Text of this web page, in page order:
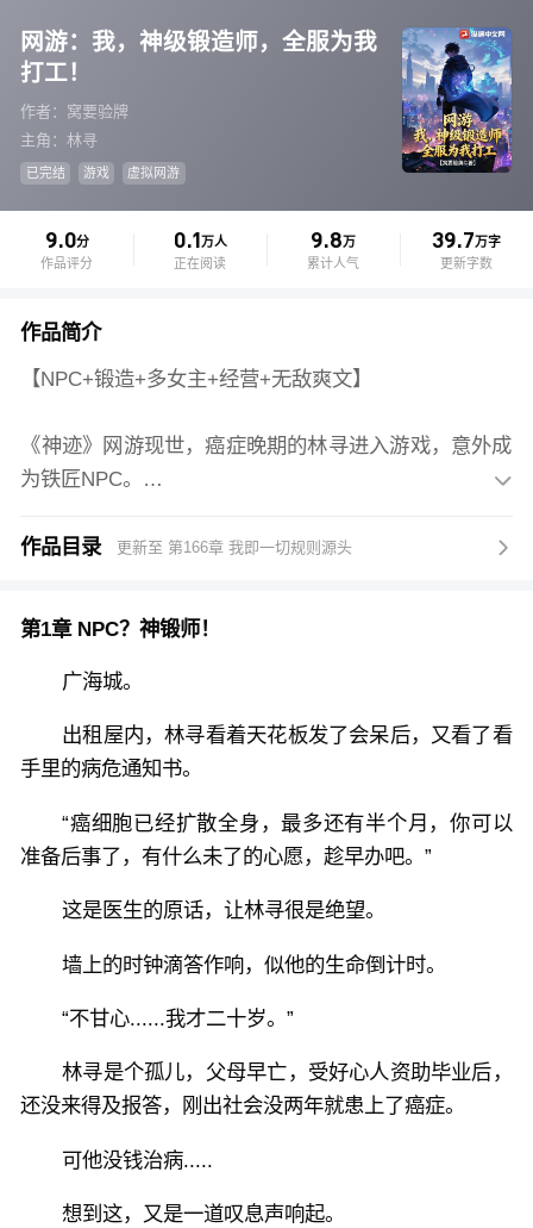
网游：我，神级锻造师，全服为我
打工！
作者：窝要验牌
主角：林寻
已完结 游戏 虚拟网游
9.0分
作品评分
0.1万人
正在阅读
9.8万
累计人气
39.7万字
更新字数
作品简介
【NPC+锻造+多女主+经营+无敌爽文】
《神迹》网游现世，癌症晚期的林寻进入游戏，意外成
为铁匠NPC。
好在绑定了神级锻造店，只要打造出极品装备，就能获
看着村口涌入的百万玩家，林寻知道这全是他续命的黑
没材料？发布任务玩家自行寻找！
想锻造？提升我的好感度再说！
工，只为林寻好感度请求打造装备！
当游戏入侵之时，众人才发现，这个NPC居然是真人玩
黑丝御姐：“你不是很会锻造吗，今晚来被窝里看看我
这黑丝怎么锻造！”
紧，帮我检查一下可以吗？”

作品目录 更新至 第166章 我即一切规则源头 
第1章 NPC？神锻师！
广海城。
出租屋内，林寻看着天花板发了会呆后，又看了看
手里的病危通知书。
“癌细胞已经扩散全身，最多还有半个月，你可以
准备后事了，有什么未了的心愿，趁早办吧。”
这是医生的原话，让林寻很是绝望。
墙上的时钟滴答作响，似他的生命倒计时。
“不甘心......我才二十岁。”
林寻是个孤儿，父母早亡，受好心人资助毕业后，
还没来得及报答，刚出社会没两年就患上了癌症。
可他没钱治病.....
想到这，又是一道叹息声响起。